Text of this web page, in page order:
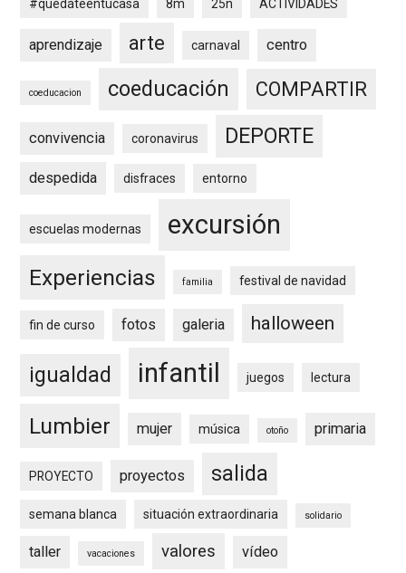
#quedáteentucasa 8m 25n ACTIVIDADES
aprendizaje arte carnaval centro
coeducacion coeducación COMPARTIR
convivencia coronavirus DEPORTE
despedida disfraces entorno
escuelas modernas excursión
Experiencias familia festival de navidad
fin de curso fotos galeria halloween
igualdad infantil juegos lectura
Lumbier mujer música otoño primaria
PROYECTO proyectos salida
semana blanca situación extraordinaria solidario
taller vacaciones valores vídeo